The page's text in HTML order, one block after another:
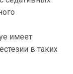
имеет
в таких